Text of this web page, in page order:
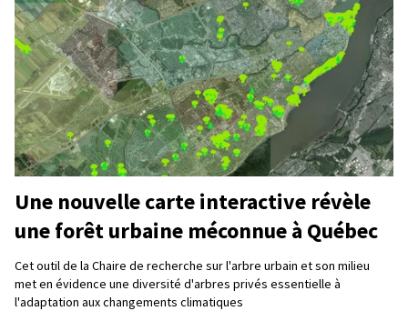
Une nouvelle carte interactive révèle
une forêt urbaine méconnue à Québec
Cet outil de la Chaire de recherche sur l'arbre urbain et son milieu
met en évidence une diversité d'arbres privés essentielle à
l'adaptation aux changements climatiques